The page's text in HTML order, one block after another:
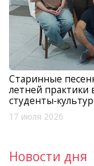
Старинные
летней
17 июля 2026
Новости дня